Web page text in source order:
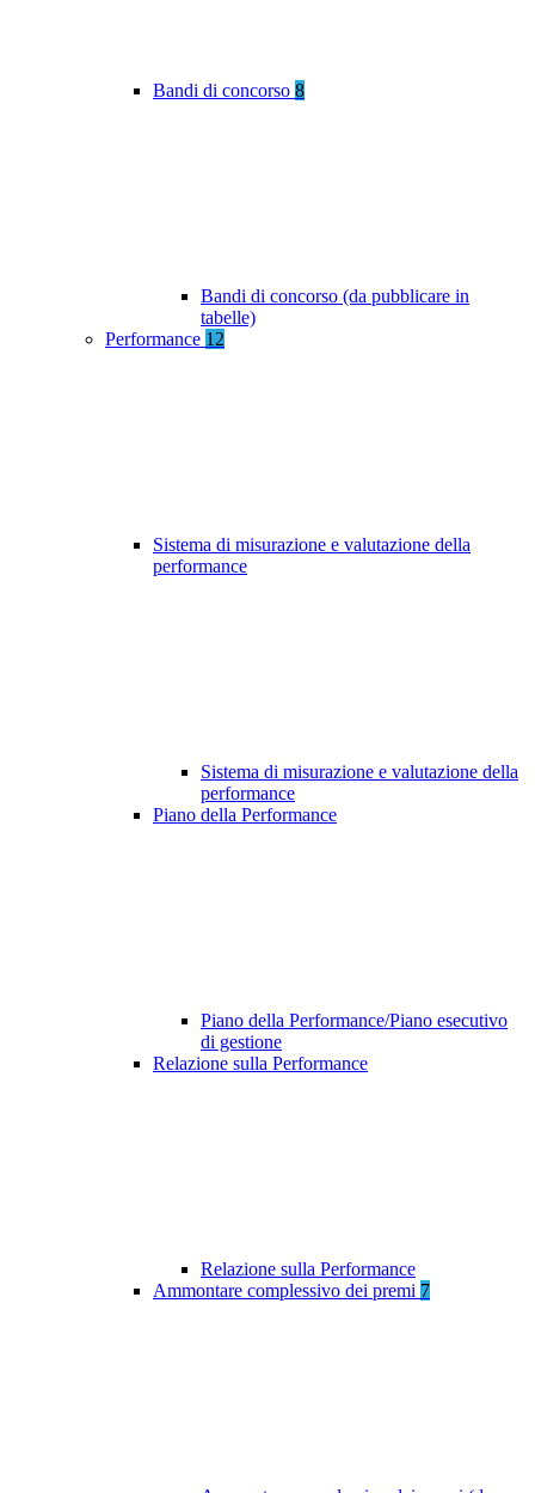
Bandi di concorso 8
Bandi di concorso (da pubblicare in
tabelle)
Performance 12
Sistema di misurazione e valutazione della
performance
Sistema di misurazione e valutazione della
performance
Piano della Performance
Piano della Performance/Piano esecutivo
di gestione
Relazione sulla Performance
Relazione sulla Performance
Ammontare complessivo dei premi 7